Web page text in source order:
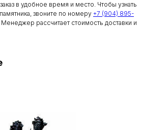
в удобное время и место. Чтобы узнать
звоните по номеру +7 (904) 895-
рассчитает стоимость доставки и